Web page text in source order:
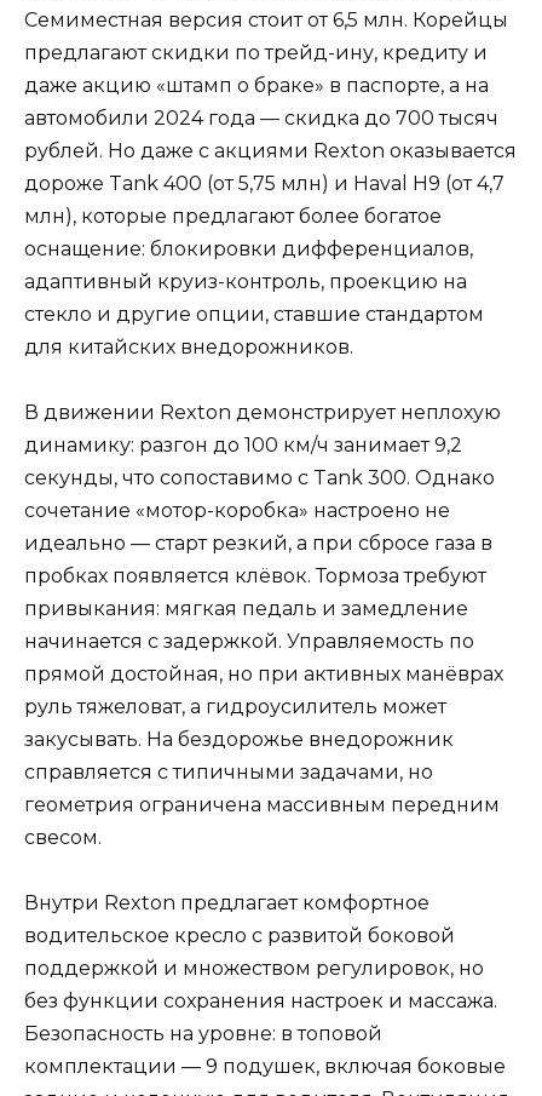
Семиместная версия стоит от 6,5 млн. Корейцы
предлагают скидки по трейд-ину, кредиту и
даже акцию «штамп о браке» в паспорте, а на
автомобили 2024 года — скидка до 700 тысяч
рублей. Но даже с акциями Rexton оказывается
дороже Tank 400 (от 5,75 млн) и Haval H9 (от 4,7
млн), которые предлагают более богатое
оснащение: блокировки дифференциалов,
адаптивный круиз-контроль, проекцию на
стекло и другие опции, ставшие стандартом
для китайских внедорожников.
В движении Rexton демонстрирует неплохую
динамику: разгон до 100 км/ч занимает 9,2
секунды, что сопоставимо с Tank 300. Однако
сочетание «мотор-коробка» настроено не
идеально — старт резкий, а при сбросе газа в
пробках появляется клёвок. Тормоза требуют
привыкания: мягкая педаль и замедление
начинается с задержкой. Управляемость по
прямой достойная, но при активных манёврах
руль тяжеловат, а гидроусилитель может
закусывать. На бездорожье внедорожник
справляется с типичными задачами, но
геометрия ограничена массивным передним
свесом.
Внутри Rexton предлагает комфортное
водительское кресло с развитой боковой
поддержкой и множеством регулировок, но
без функции сохранения настроек и массажа.
Безопасность на уровне: в топовой
комплектации — 9 подушек, включая боковые